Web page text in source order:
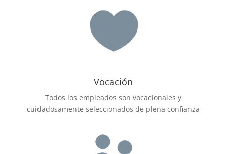
Vocación
Todos los empleados son vocacionales y
cuidadosamente seleccionados de plena confianza